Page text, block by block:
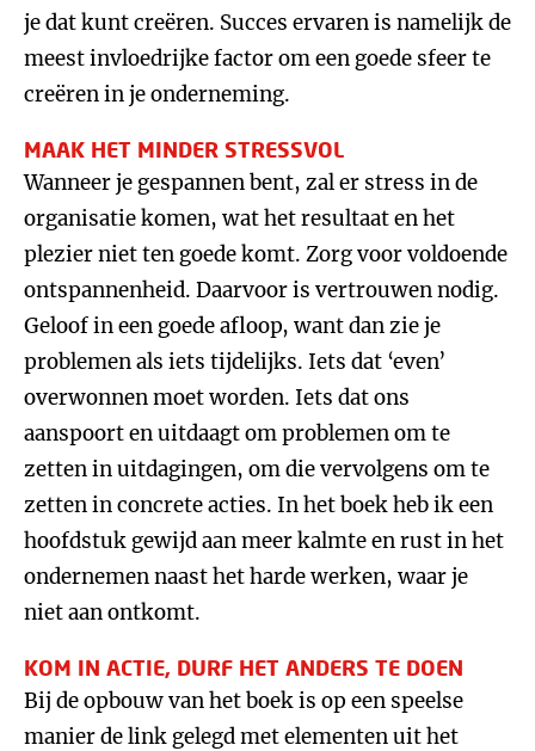
je dat kunt creëren. Succes ervaren is namelijk de
meest invloedrijke factor om een goede sfeer te
creëren in je onderneming.
MAAK HET MINDER STRESSVOL
Wanneer je gespannen bent, zal er stress in de
organisatie komen, wat het resultaat en het
plezier niet ten goede komt. Zorg voor voldoende
ontspannenheid. Daarvoor is vertrouwen nodig.
Geloof in een goede afloop, want dan zie je
problemen als iets tijdelijks. Iets dat ‘even’
overwonnen moet worden. Iets dat ons
aanspoort en uitdaagt om problemen om te
zetten in uitdagingen, om die vervolgens om te
zetten in concrete acties. In het boek heb ik een
hoofdstuk gewijd aan meer kalmte en rust in het
ondernemen naast het harde werken, waar je
niet aan ontkomt.
KOM IN ACTIE, DURF HET ANDERS TE DOEN
Bij de opbouw van het boek is op een speelse
manier de link gelegd met elementen uit het